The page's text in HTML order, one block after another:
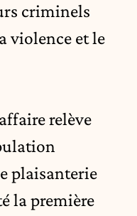
criminels
violence et le
relève
plaisanterie
la première